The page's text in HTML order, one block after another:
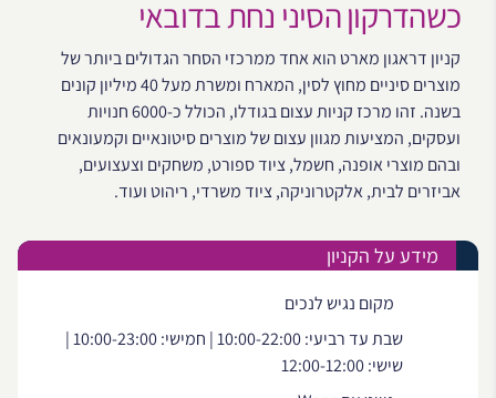
כשהדרקון הסיני נחת בדובאי
קניון דראגון מארט הוא אחד ממרכזי הסחר הגדולים ביותר של
מוצרים סיניים מחוץ לסין, המארח ומשרת מעל 40 מיליון קונים
בשנה. זהו מרכז קניות עצום בגודלו, הכולל כ-6000 חנויות
ועסקים, המציעות מגוון עצום של מוצרים סיטונאיים וקמעונאים
ובהם מוצרי אופנה, חשמל, ציוד ספורט, משחקים וצעצועים,
אביזרים לבית, אלקטרוניקה, ציוד משרדי, ריהוט ועוד.
מידע על הקניון
מקום נגיש לנכים
שבת עד רביעי: 10:00-22:00 | חמישי: 10:00-23:00 |
שישי: 12:00-12:00